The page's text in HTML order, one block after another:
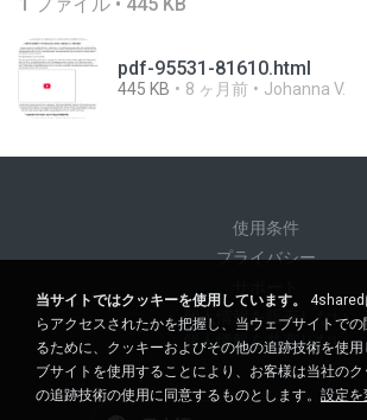
pdf-95531-81610.html
445 KB 8 ヶ月前 Johanna V.
使用条件
プライバシー
個人情報を販売しない
個人情報を共有しない
当サイトではクッキーを使用しています。
4shared
らアクセスされたかを把握し、当ウェブサイトで
るために、クッキーおよびその他の追跡技術を使
ブサイトを使用することにより、お客様は当社の
の追跡技術の使用に同意するものとします。 設定を